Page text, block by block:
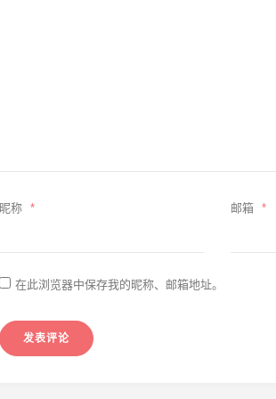
昵称 * 邮箱 *
在此浏览器中保存我的昵称、邮箱地址。